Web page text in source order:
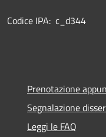
Codice IPA: c_d344
Prenotazione
Segnalazione
Leggi le FAQ